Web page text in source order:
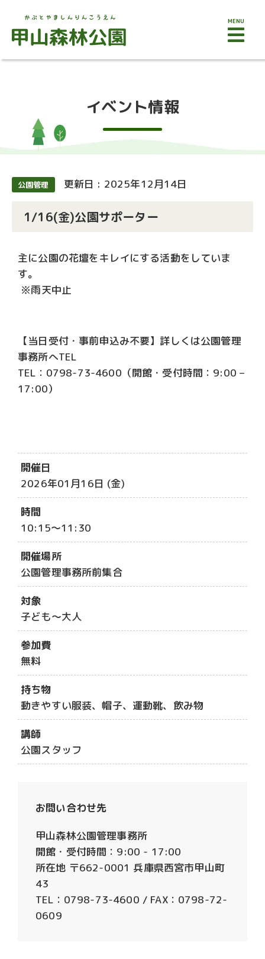
MENU
イベント情報
公園管理 更新日 : 2025年12月14日
1/16(金)公園サポーター
主に公園の花壇をキレイにする活動をしていま
す。
※雨天中止
【当日受付・事前申込み不要】詳しくは公園管理
事務所へTEL
TEL：0798-73-4600（開館・受付時間：9:00 –
17:00）
開催日
2026年01月16日 (金)
時間
10:15～11:30
開催場所
公園管理事務所前集合
対象
子ども～大人
参加費
無料
持ち物
動きやすい服装、帽子、運動靴、飲み物
講師
公園スタッフ
お問い合わせ先
甲山森林公園管理事務所
開館・受付時間：9:00 - 17:00
所在地 〒662-0001 兵庫県西宮市甲山町
43
TEL：0798-73-4600 / FAX：0798-72-
0609